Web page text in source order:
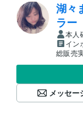
湖々
ラー
本人
イン
総販売
メッセー